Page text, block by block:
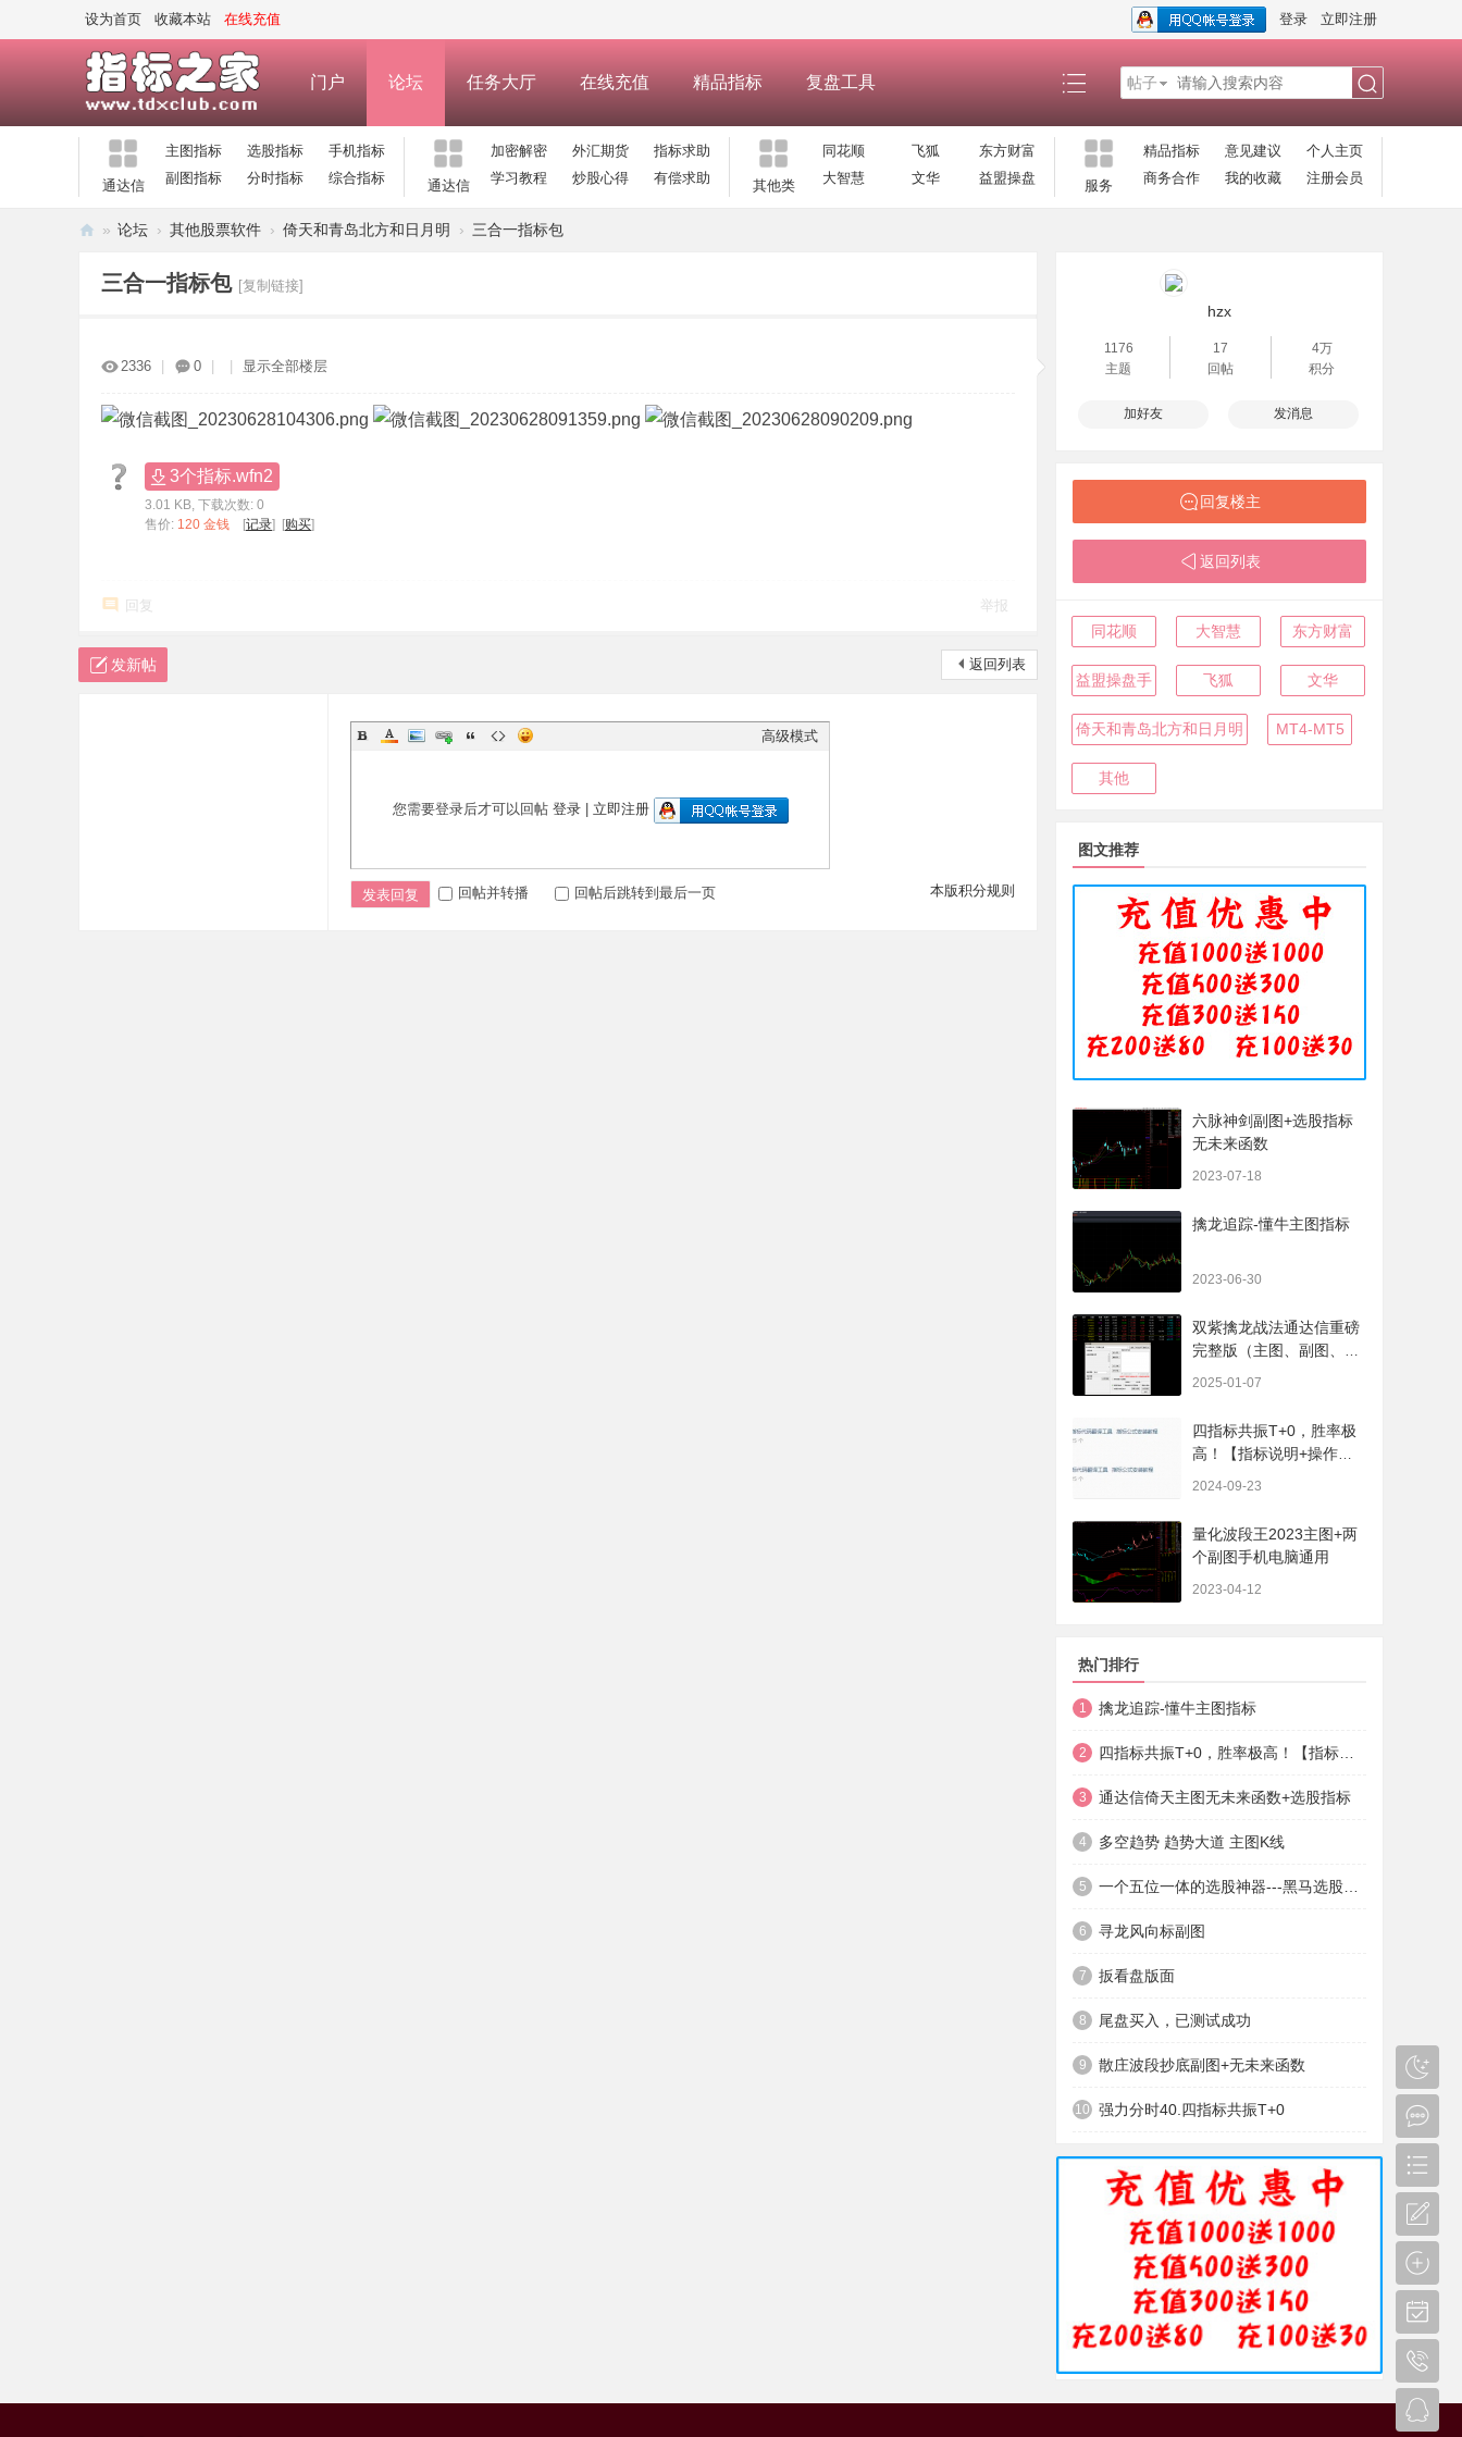
设为首页 收藏本站 在线充值 登录 立即注册
门户 论坛 任务大厅 在线充值 精品指标 复盘工具 帖子
通达信
主图指标 选股指标
手机指标
副图指标
分时指标 综合指标 通达信
加密解密 外汇期货
指标求助
学习教程
炒股心得 有偿求助 其他类
同花顺 飞狐
东方财富
大智慧
文华 益盟操盘 服务
精品指标 意见建议
个人主页
商务合作
我的收藏 注册会员
分
» 论坛 › 其他股票软件 › 倚天和青岛北方和日月明 › 三合一指标包
三合一指标包 [复制链接]
2336 0 显示全部楼层
3个指标.wfn2
3.01 KB, 下载次数: 0
售价: 120 金钱 [记录] [购买]
回复 举报
返回列表
发新帖
高级模式
您需要登录后才可以回帖 登录| 立即注册
本版积分规则
发表回复 回帖并转播 回帖后跳转到最后一页
hzx
1176
主题
17
回帖
4万
积分
加好友 发消息
回复楼主
返回列表
同花顺 大智慧 东方财富
益盟操盘手 飞狐 文华
倚天和青岛北方和日月明 MT4-MT5
其他
图文推荐
六脉神剑副图+选股指标
无未来函数
2023-07-18
擒龙追踪-懂牛主图指标
2023-06-30
双紫擒龙战法通达信重磅
完整版（主图、副图、排
2025-01-07
四指标共振T+0，胜率极
高！【指标说明+操作方
2024-09-23
量化波段王2023主图+两
个副图手机电脑通用
2023-04-12
热门排行
1 擒龙追踪-懂牛主图指标
2
3 通达信倚天主图无未来函数+选股指标
4 多空趋势 趋势大道 主图K线
5
6 寻龙风向标副图
7 扳看盘版面
8 尾盘买入，已测试成功
9 散庄波段抄底副图+无未来函数
10 强力分时40.四指标共振T+0